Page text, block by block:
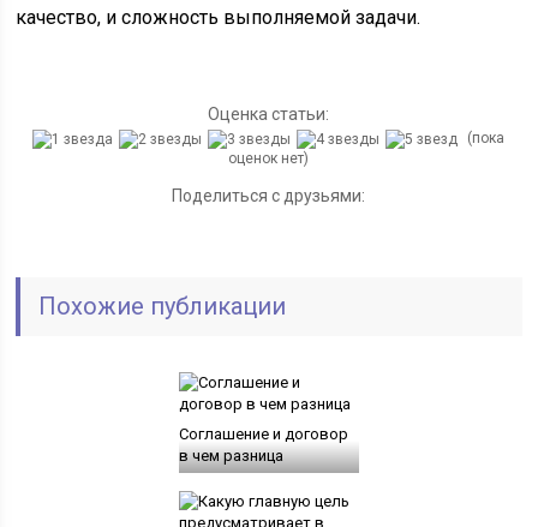
качество, и сложность выполняемой задачи.
Оценка статьи:
(пока
оценок нет)
Поделиться с друзьями:
Похожие публикации
Соглашение и договор
в чем разница